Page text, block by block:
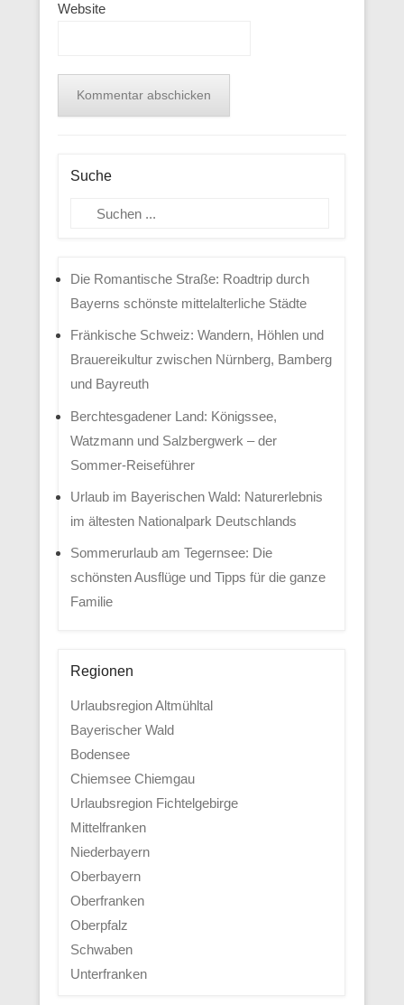
Website
Suche
Suchen
Die Romantische Straße: Roadtrip durch
Bayerns schönste mittelalterliche Städte
Fränkische Schweiz: Wandern, Höhlen und
Brauereikultur zwischen Nürnberg, Bamberg
und Bayreuth
Berchtesgadener Land: Königssee,
Watzmann und Salzbergwerk – der
Sommer-Reiseführer
Urlaub im Bayerischen Wald: Naturerlebnis
im ältesten Nationalpark Deutschlands
Sommerurlaub am Tegernsee: Die
schönsten Ausflüge und Tipps für die ganze
Familie
Regionen
Urlaubsregion Altmühltal
Bayerischer Wald
Bodensee
Chiemsee Chiemgau
Urlaubsregion Fichtelgebirge
Mittelfranken
Niederbayern
Oberbayern
Oberfranken
Oberpfalz
Schwaben
Unterfranken